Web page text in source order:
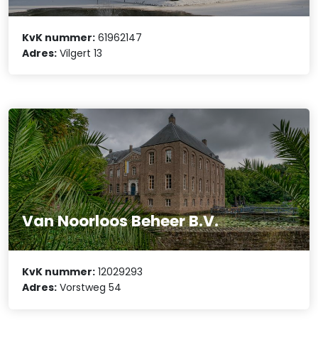
KvK nummer: 61962147
Adres: Vilgert 13
Van Noorloos Beheer B.V.
KvK nummer: 12029293
Adres: Vorstweg 54